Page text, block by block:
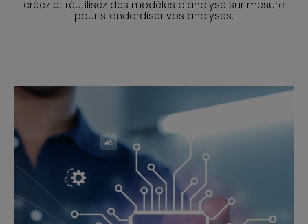
créez et réutilisez des modèles d’analyse sur mesure
pour standardiser vos analyses.